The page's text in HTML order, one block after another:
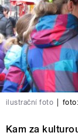
ilustrační foto foto:
Kam za